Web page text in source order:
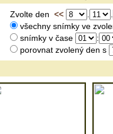
Zvolte den <<
všechny snímky ve
snímky v čase
:
porovnat zvolený den s